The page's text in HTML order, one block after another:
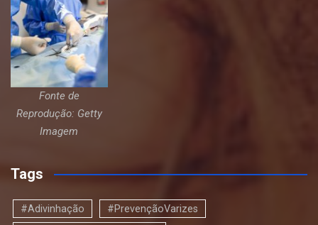
Fonte de
Reprodução: Getty
Imagem
Tags
#Adivinhação #PrevençãoVarizes